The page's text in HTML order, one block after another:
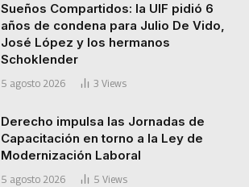
Sueños Compartidos: la UIF pidió 6
años de condena para Julio De Vido,
José López y los hermanos
Schoklender
5 agosto 2026 3 Views
Derecho impulsa las Jornadas de
Capacitación en torno a la Ley de
Modernización Laboral
5 agosto 2026 5 Views